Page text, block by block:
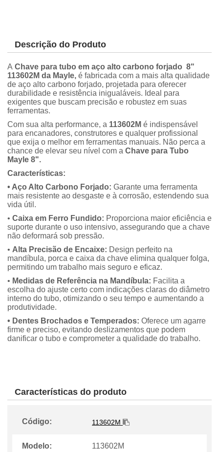
Descrição do Produto
A Chave para tubo em aço alto carbono forjado 8"
113602M da Mayle, é fabricada com a mais alta qualidade
de aço alto carbono forjado, projetada para oferecer
durabilidade e resistência inigualáveis. Ideal para
exigentes que buscam precisão e robustez em suas
ferramentas.
Com sua alta performance, a 113602M é indispensável
para encanadores, construtores e qualquer profissional
que exija o melhor em ferramentas manuais. Não perca a
chance de elevar seu nível com a Chave para Tubo
Mayle 8".
Características:
• Aço Alto Carbono Forjado: Garante uma ferramenta
mais resistente ao desgaste e à corrosão, estendendo sua
vida útil.
• Caixa em Ferro Fundido: Proporciona maior eficiência e
suporte durante o uso intensivo, assegurando que a chave
não deformará sob pressão.
• Alta Precisão de Encaixe: Design perfeito na
mandíbula, porca e caixa da chave elimina qualquer folga,
permitindo um trabalho mais seguro e eficaz.
• Medidas de Referência na Mandíbula: Facilita a
escolha do ajuste certo com indicações claras do diâmetro
interno do tubo, otimizando o seu tempo e aumentando a
produtividade.
• Dentes Brochados e Temperados: Oferece um agarre
firme e preciso, evitando deslizamentos que podem
danificar o tubo e comprometer a qualidade do trabalho.
Características do produto
Código: 113602M
Modelo: 113602M